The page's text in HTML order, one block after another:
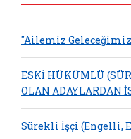
"Ailemiz Geleceğimiz
ESKİ HÜKÜMLÜ
OLAN ADAYLARDAN
Sürekli İşçi (Engelli,